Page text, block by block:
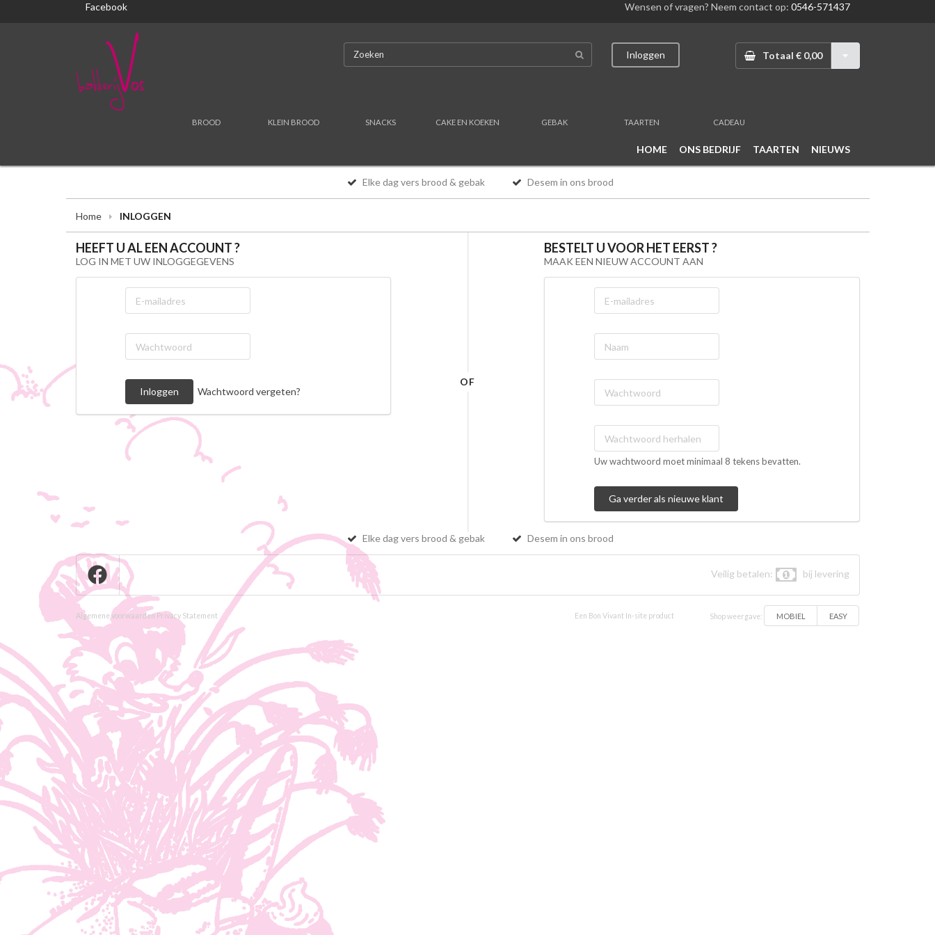
Facebook Wensen of vragen? Neem contact op: 0546-571437
Inloggen Totaal € 0,00
BROOD KLEIN BROOD SNACKS CAKE EN KOEKEN GEBAK TAARTEN CADEAU
HOME ONS BEDRIJF TAARTEN NIEUWS
Elke dag vers brood & gebak Desem in ons brood
Home INLOGGEN
HEEFT U AL EEN ACCOUNT ?
LOG IN MET UW INLOGGEGEVENS
Wachtwoord vergeten?
OF
BESTELT U VOOR HET EERST ?
MAAK EEN NIEUW ACCOUNT AAN
Uw wachtwoord moet minimaal 8 tekens bevatten.
Elke dag vers brood & gebak Desem in ons brood
Veilig betalen: bij levering
Algemene voorwaarden Privacy Statement Een Bon Vivant In-site product Shop weergave: MOBIEL EASY